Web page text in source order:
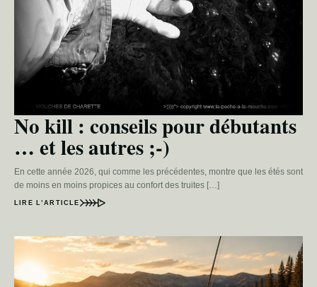
No kill : conseils pour débutants
… et les autres ;-)
En cette année 2026, qui comme les précédentes, montre que les étés sont
de moins en moins propices au confort des truites […]
LIRE L’ARTICLE